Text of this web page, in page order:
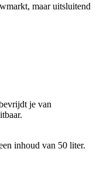
maar uitsluitend
je van
inhoud van 50 liter.